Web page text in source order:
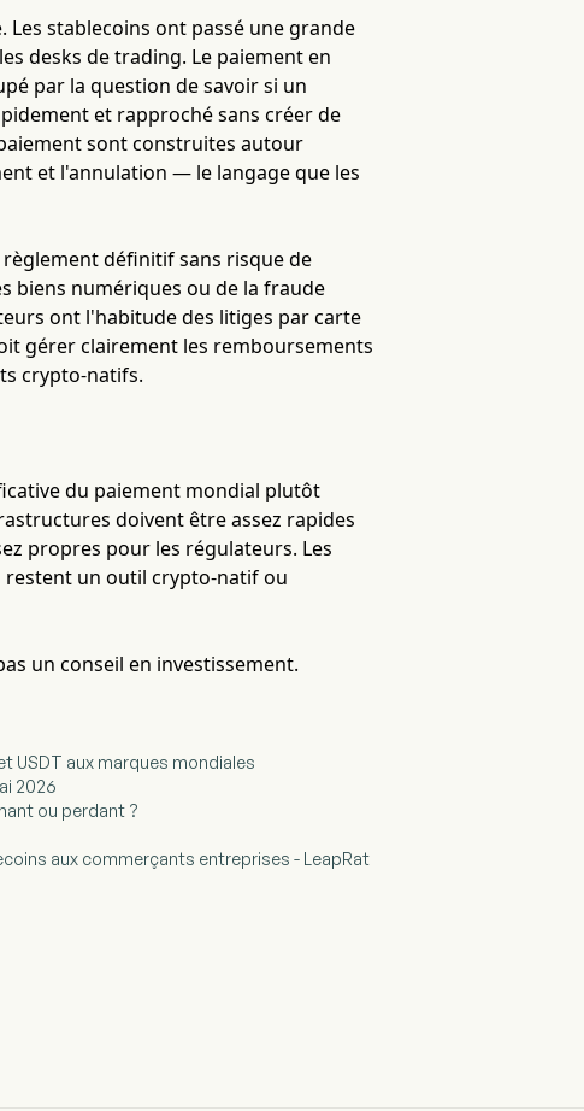
stablecoins ont passé une grande
desks de trading. Le paiement en
par la question de savoir si un
et rapproché sans créer de
sont construites autour
et l'annulation — le langage que les
définitif sans risque de
biens numériques ou de la fraude
ont l'habitude des litiges par carte
gérer clairement les remboursements
crypto-natifs.
du paiement mondial plutôt
doivent être assez rapides
propres pour les régulateurs. Les
un outil crypto-natif ou
un conseil en investissement.
USDT aux marques mondiales
2026
ou perdant ?
aux commerçants entreprises - LeapRat